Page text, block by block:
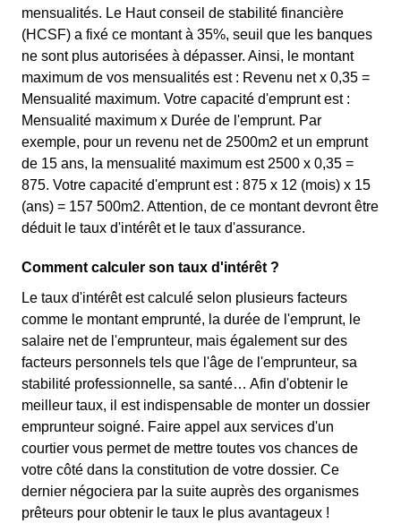
mensualités. Le Haut conseil de stabilité financière
(HCSF) a fixé ce montant à 35%, seuil que les banques
ne sont plus autorisées à dépasser. Ainsi, le montant
maximum de vos mensualités est : Revenu net x 0,35 =
Mensualité maximum. Votre capacité d'emprunt est :
Mensualité maximum x Durée de l'emprunt. Par
exemple, pour un revenu net de 2500m2 et un emprunt
de 15 ans, la mensualité maximum est 2500 x 0,35 =
875. Votre capacité d'emprunt est : 875 x 12 (mois) x 15
(ans) = 157 500m2. Attention, de ce montant devront être
déduit le taux d'intérêt et le taux d'assurance.
Comment calculer son taux d'intérêt ?
Le taux d'intérêt est calculé selon plusieurs facteurs
comme le montant emprunté, la durée de l'emprunt, le
salaire net de l'emprunteur, mais également sur des
facteurs personnels tels que l'âge de l'emprunteur, sa
stabilité professionnelle, sa santé… Afin d'obtenir le
meilleur taux, il est indispensable de monter un dossier
emprunteur soigné. Faire appel aux services d'un
courtier vous permet de mettre toutes vos chances de
votre côté dans la constitution de votre dossier. Ce
dernier négociera par la suite auprès des organismes
prêteurs pour obtenir le taux le plus avantageux !